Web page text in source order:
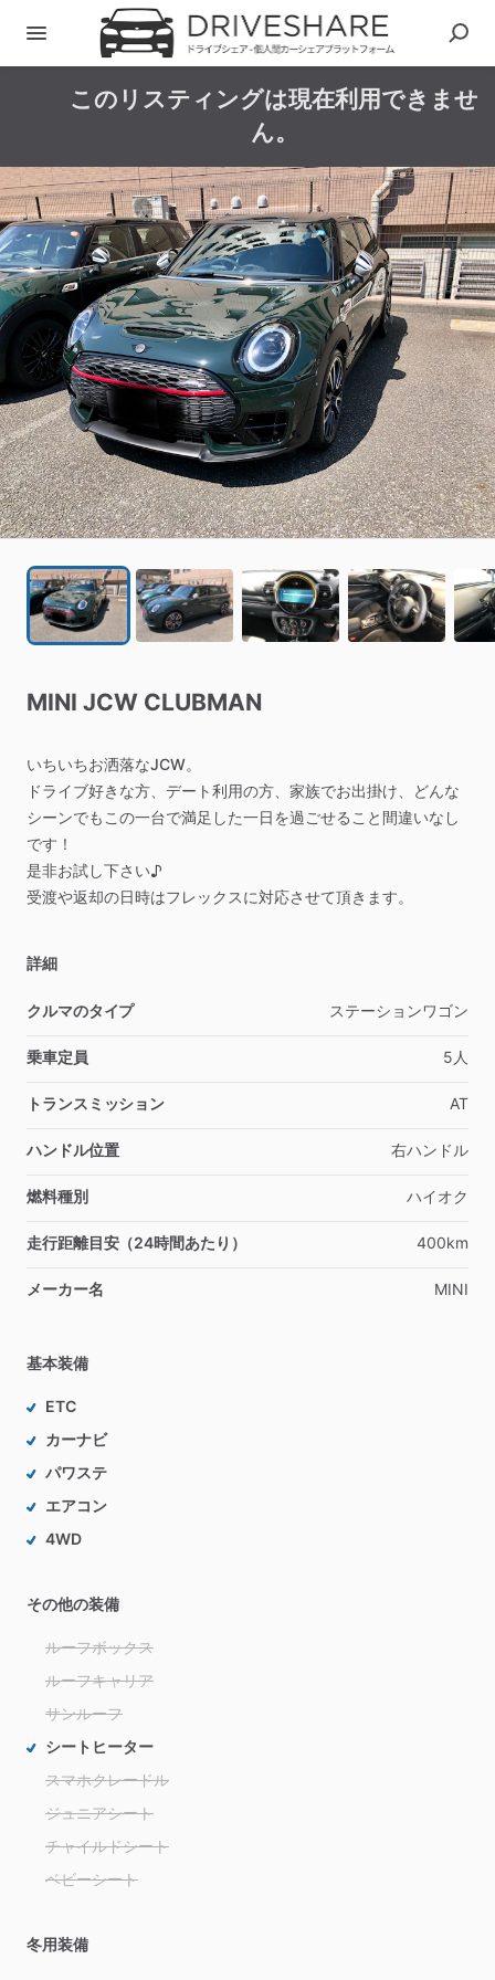
このリスティングは現在利用できませ
ん。
MINI JCW CLUBMAN
いちいちお洒落なJCW。
ドライブ好きな方、デート利用の方、家族でお出掛け、どんな
シーンでもこの一台で満足した一日を過ごせること間違いなし
です！
是非お試し下さい♪
受渡や返却の日時はフレックスに対応させて頂きます。
詳細
クルマのタイプ ステーションワゴン
乗車定員 5人
トランスミッション AT
ハンドル位置 右ハンドル
燃料種別 ハイオク
走行距離目安（24時間あたり） 400km
メーカー名 MINI
基本装備
ETC
カーナビ
パワステ
エアコン
4WD
その他の装備
ルーフボックス
ルーフキャリア
サンルーフ
シートヒーター
スマホクレードル
ジュニアシート
チャイルドシート
ベビーシート
冬用装備